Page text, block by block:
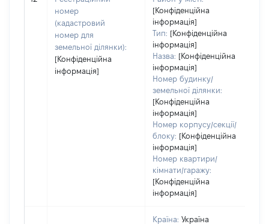
номер
(кадастровий
номер для
земельної ділянки):
[Конфіденційна
інформація]
[Конфіденційна
інформація]
Тип: [Конфіденційна
інформація]
Назва: [Конфіденційна
інформація]
Номер будинку/
земельної ділянки:
[Конфіденційна
інформація]
Номер корпусу/секції/
блоку: [Конфіденційна
інформація]
Номер квартири/
кімнати/гаражу:
[Конфіденційна
інформація]
Країна: Україна